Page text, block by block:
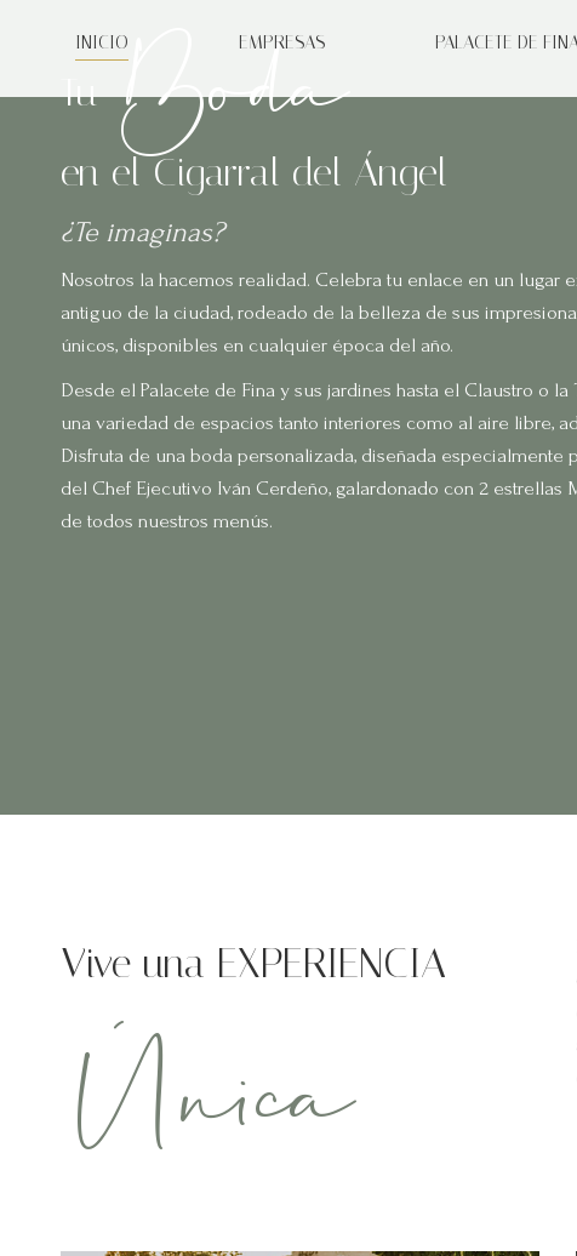
INICIO EMPRESAS PALACETE DE
TuBoda
en el Cigarral del Ángel
¿Te imaginas?
Nosotros la hacemos realidad. Celebra tu enlace en un lugar
antiguo de la ciudad, rodeado de la belleza de sus
únicos, disponibles en cualquier época del año.
Desde el Palacete de Fina y sus jardines hasta el Claustro o
una variedad de espacios tanto interiores como al aire libre,
Disfruta de una boda personalizada, diseñada especialmente
del Chef Ejecutivo Iván Cerdeño, galardonado con 2 estrellas
de todos nuestros menús.
Vive una EXPERIENCIA
Única